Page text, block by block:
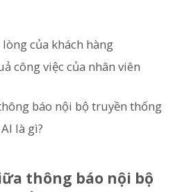
của khách hàng
công việc của nhân viên
báo nội bộ truyền thống
là gì?
thông báo nội bộ